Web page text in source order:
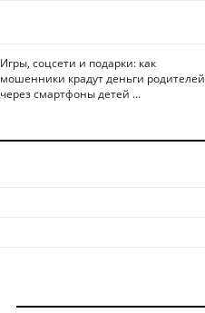
Игры, соцсети и подарки: как
мошенники крадут деньги родителей
через смартфоны детей ...